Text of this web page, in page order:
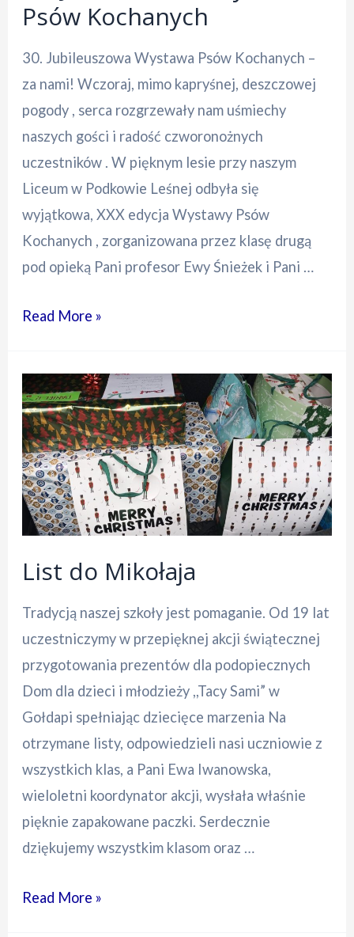
Psów Kochanych
30. Jubileuszowa Wystawa Psów Kochanych –
za nami! Wczoraj, mimo kapryśnej, deszczowej
pogody , serca rozgrzewały nam uśmiechy
naszych gości i radość czworonożnych
uczestników . W pięknym lesie przy naszym
Liceum w Podkowie Leśnej odbyła się
wyjątkowa, XXX edycja Wystawy Psów
Kochanych , zorganizowana przez klasę drugą
pod opieką Pani profesor Ewy Śnieżek i Pani …
30.
Psów
Kochanych
Read More »
List do Mikołaja
Tradycją naszej szkoły jest pomaganie. Od 19 lat
uczestniczymy w przepięknej akcji świątecznej
przygotowania prezentów dla podopiecznych
Dom dla dzieci i młodzieży ,,Tacy Sami” w
Gołdapi spełniając dziecięce marzenia Na
otrzymane listy, odpowiedzieli nasi uczniowie z
wszystkich klas, a Pani Ewa Iwanowska,
wieloletni koordynator akcji, wysłała właśnie
pięknie zapakowane paczki. Serdecznie
dziękujemy wszystkim klasom oraz …
List
Read More »